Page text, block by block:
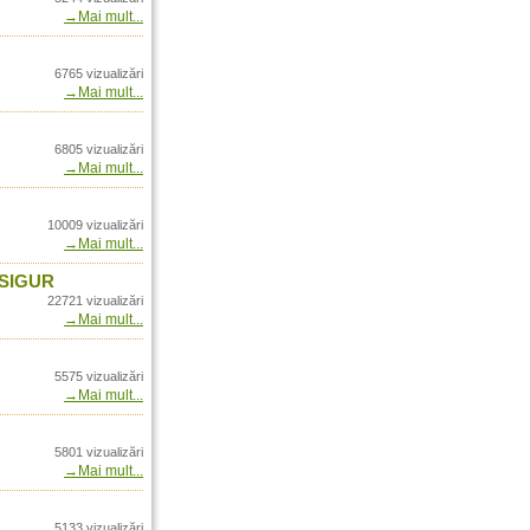
doar prin
in Romania din vara
doar prin Arrow
Romania prin Arrow
in Romania doar prin
doar prin
unic Blaser
→Mai mult...
6765 vizualizări
→Mai mult...
6805 vizualizări
→Mai mult...
10009 vizualizări
→Mai mult...
22721 vizualizări
→Mai mult...
5575 vizualizări
→Mai mult...
5801 vizualizări
→Mai mult...